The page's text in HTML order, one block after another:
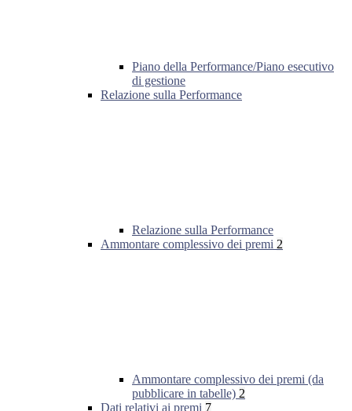
Piano della Performance/Piano esecutivo
di gestione
Relazione sulla Performance
Relazione sulla Performance
Ammontare complessivo dei premi 2
Ammontare complessivo dei premi (da
pubblicare in tabelle) 2
Dati relativi ai premi 7